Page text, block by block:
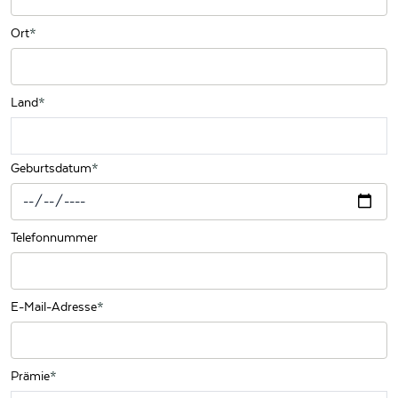
Ort
Land
Geburtsdatum
Telefonnummer
E-Mail-Adresse
Prämie